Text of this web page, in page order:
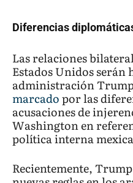
Diferencias
Las relaciones
Estados Unidos serán
administración
marcadopor las
acusaciones de
Washington en
política interna
Recientemente,